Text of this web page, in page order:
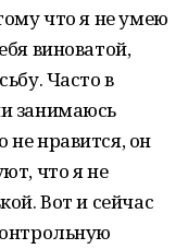
что я не умею
виноватой,
Часто в
занимаюсь
нравится, он
что я не
Вот и сейчас